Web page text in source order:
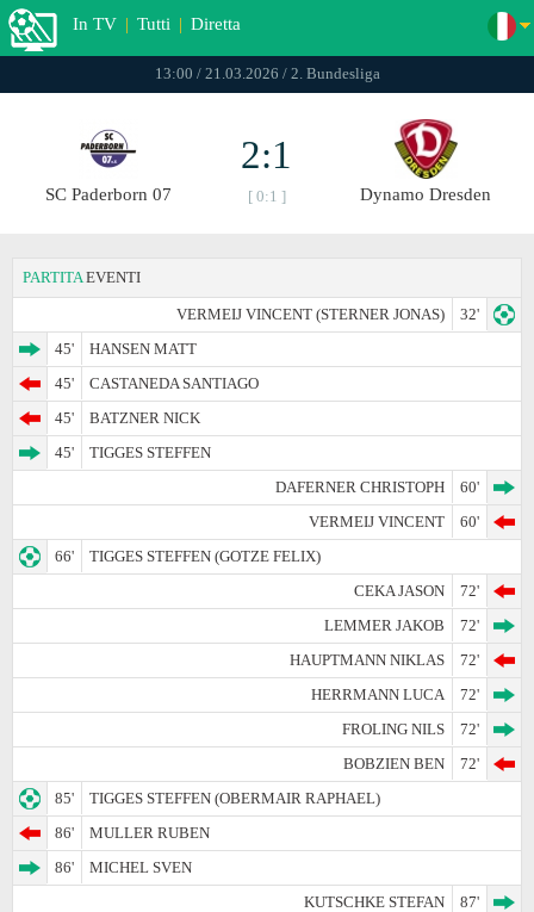
In TV | Tutti | Diretta
13:00 / 21.03.2026 / 2. Bundesliga
SC Paderborn 07
2:1
[ 0:1 ] Dynamo Dresden
PARTITA EVENTI
VERMEIJ VINCENT (STERNER JONAS)
32'
45'
HANSEN MATT
45'
CASTANEDA SANTIAGO
45'
BATZNER NICK
45'
TIGGES STEFFEN
DAFERNER CHRISTOPH
60'
VERMEIJ VINCENT
60'
66'
TIGGES STEFFEN (GOTZE FELIX)
CEKA JASON
72'
LEMMER JAKOB
72'
HAUPTMANN NIKLAS
72'
HERRMANN LUCA
72'
FROLING NILS
72'
BOBZIEN BEN
72'
85'
TIGGES STEFFEN (OBERMAIR RAPHAEL)
86'
MULLER RUBEN
86'
MICHEL SVEN
KUTSCHKE STEFAN
87'